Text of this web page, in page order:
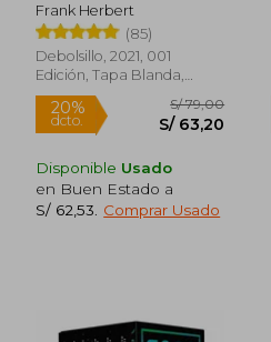
Frank Herbert
(85)
Debolsillo, 2021, 001
Edición, Tapa Blanda,
Nuevo
dcto. S/ 63,20
Rápido
Disponible Usado
en Buen Estado a
S/ 62,53
Comprar Usado